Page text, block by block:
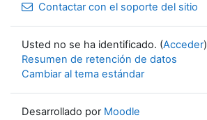
Contactar con el soporte del sitio
Usted no se ha identificado. (Acceder)
Resumen de retención de datos
Cambiar al tema estándar
Desarrollado por Moodle